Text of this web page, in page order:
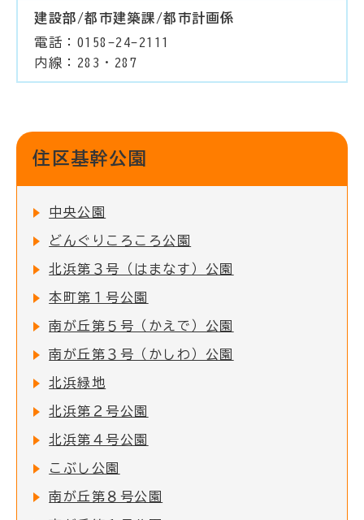
建設部/都市建築課/都市計画係
電話：0158-24-2111
内線：283・287
住区基幹公園
中央公園
どんぐりころころ公園
北浜第３号（はまなす）公園
本町第１号公園
南が丘第５号（かえで）公園
南が丘第３号（かしわ）公園
北浜緑地
北浜第２号公園
北浜第４号公園
こぶし公園
南が丘第８号公園